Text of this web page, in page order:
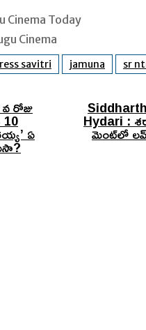
Cinema Today
Cinema
savitri jamuna sr
రోజు
ఏ
Hydari :
మెంట్​లో లవ్